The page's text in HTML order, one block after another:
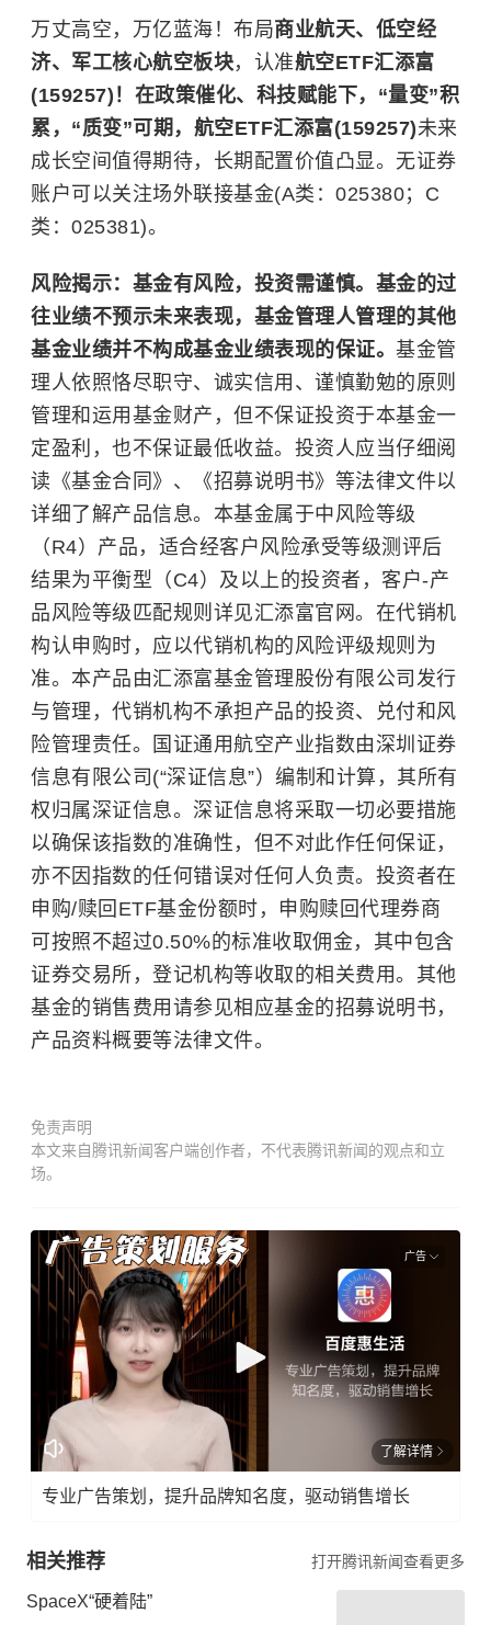
万丈高空，万亿蓝海！布局商业航天、低空经
济、军工核心航空板块，认准航空ETF汇添富
(159257)！在政策催化、科技赋能下，“量变”积
累，“质变”可期，航空ETF汇添富(159257)未来
成长空间值得期待，长期配置价值凸显。无证券
账户可以关注场外联接基金(A类：025380；C
类：025381)。
风险揭示：基金有风险，投资需谨慎。基金的过
往业绩不预示未来表现，基金管理人管理的其他
基金业绩并不构成基金业绩表现的保证。 基金管
理人依照恪尽职守、诚实信用、谨慎勤勉的原则
管理和运用基金财产，但不保证投资于本基金一
定盈利，也不保证最低收益。投资人应当仔细阅
读《基金合同》、《招募说明书》等法律文件以
详细了解产品信息。本基金属于中风险等级
（R4）产品，适合经客户风险承受等级测评后
结果为平衡型（C4）及以上的投资者，客户-产
品风险等级匹配规则详见汇添富官网。在代销机
构认申购时，应以代销机构的风险评级规则为
准。本产品由汇添富基金管理股份有限公司发行
与管理，代销机构不承担产品的投资、兑付和风
险管理责任。国证通用航空产业指数由深圳证券
信息有限公司(“深证信息”）编制和计算，其所有
权归属深证信息。深证信息将采取一切必要措施
以确保该指数的准确性，但不对此作任何保证，
亦不因指数的任何错误对任何人负责。投资者在
申购/赎回ETF基金份额时，申购赎回代理券商
可按照不超过0.50%的标准收取佣金，其中包含
证券交易所，登记机构等收取的相关费用。其他
基金的销售费用请参见相应基金的招募说明书，
产品资料概要等法律文件。
免责声明
本文来自腾讯新闻客户端创作者，不代表腾讯新闻的观点和立
场。
广告
了解详情
专业广告策划，提升品牌知名度，驱动销售增长
相关推荐 打开腾讯新闻查看更多
SpaceX“硬着陆”